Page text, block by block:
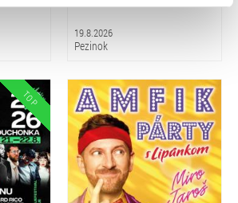
změnit v zápatí stránky v záložce
19.8.2026
Pezinok